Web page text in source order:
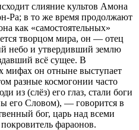
слияние культов Амона
Ра; в то же время продолжают
как «самостоятельных»
творцом мира, он — отец
небо и утвердивший землю
всё сущее. В
мифах он отныне выступает
разные космогонии часто
из (слёз) его глаз, стали боги
его Словом), — говорится в
бог, царь над всеми
фараонов.